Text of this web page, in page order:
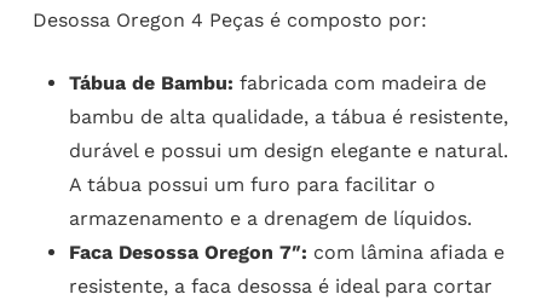
Desossa Oregon 4 Peças é composto por:
Tábua de Bambu: fabricada com madeira de
bambu de alta qualidade, a tábua é resistente,
durável e possui um design elegante e natural.
A tábua possui um furo para facilitar o
armazenamento e a drenagem de líquidos.
Faca Desossa Oregon 7″: com lâmina afiada e
resistente, a faca desossa é ideal para cortar